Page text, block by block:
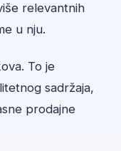
relevantnih
u nju.
To je
sadržaja,
prodajne